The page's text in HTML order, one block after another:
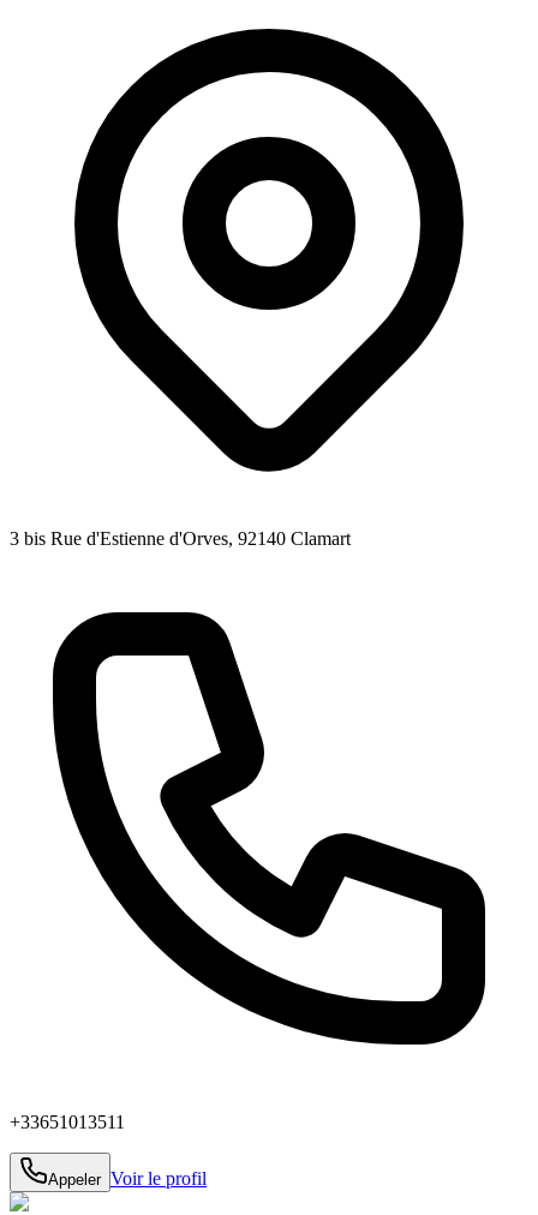
3 bis Rue d'Estienne d'Orves, 92140 Clamart
+33651013511
Appeler Voir le profil